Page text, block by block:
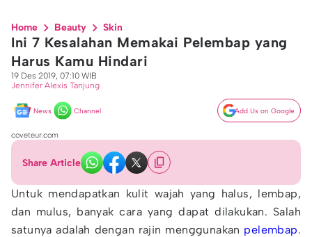
Home Beauty Skin
Ini 7 Kesalahan Memakai Pelembap yang
Harus Kamu Hindari
19 Des 2019, 07:10 WIB
Jennifer Alexis Tanjung
News Channel Add Us on Google
coveteur.com
Share Article
Untuk mendapatkan kulit wajah yang halus, lembap,
dan mulus, banyak cara yang dapat dilakukan. Salah
satunya adalah dengan rajin menggunakan pelembap.